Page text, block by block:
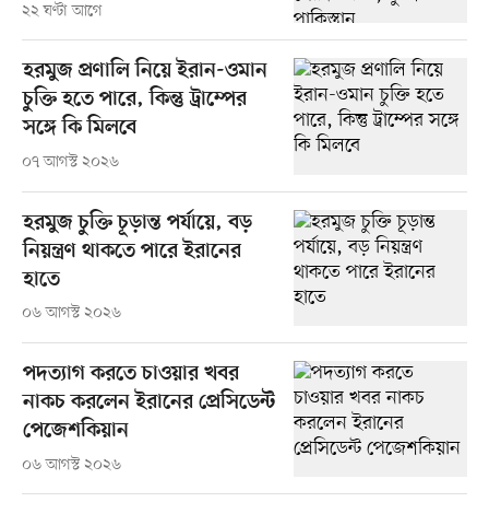
২২ ঘণ্টা আগে
হরমুজ প্রণালি নিয়ে ইরান-ওমান
চুক্তি হতে পারে, কিন্তু ট্রাম্পের
সঙ্গে কি মিলবে
০৭ আগস্ট ২০২৬
হরমুজ চুক্তি চূড়ান্ত পর্যায়ে, বড়
নিয়ন্ত্রণ থাকতে পারে ইরানের
হাতে
০৬ আগস্ট ২০২৬
পদত্যাগ করতে চাওয়ার খবর
নাকচ করলেন ইরানের প্রেসিডেন্ট
পেজেশকিয়ান
০৬ আগস্ট ২০২৬